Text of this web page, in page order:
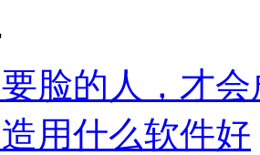
脸的人，才
用什么软件好